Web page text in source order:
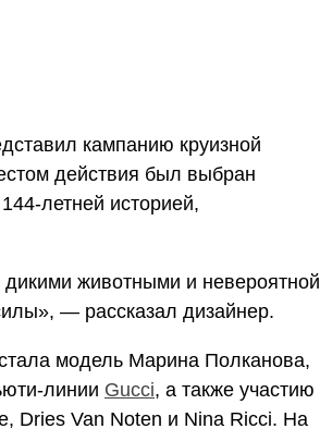
кампанию круизной
действия был выбран
летней историей,
животными и невероятной
— рассказал дизайнер.
модель Марина Полканова,
линии Gucci, а также участию
Dries Van Noten и Nina Ricci. На